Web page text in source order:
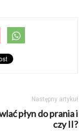
Następny artykuł
płyn do prania i
czy II?